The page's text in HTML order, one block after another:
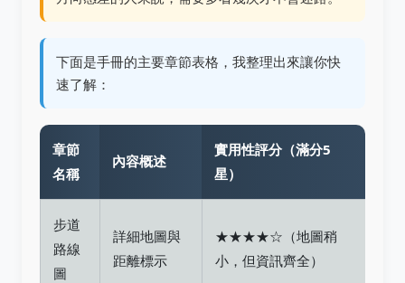
下面是手冊的主要章節表格，我整理出來讓你快
速了解：
章節
名稱
內容概述
實用性評分（滿分5
星）
步道
路線
圖
詳細地圖與
距離標示
★★★★☆（地圖稍
小，但資訊齊全）